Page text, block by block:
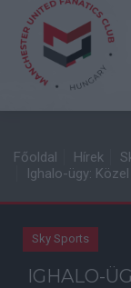
Főoldal Hírek
Ighalo-ügy:
Sky Sports
IGHALO-